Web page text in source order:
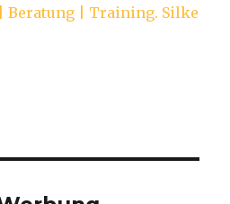
Text | Beratung |